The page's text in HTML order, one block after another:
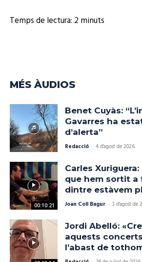
Temps de lectura: 2minuts
MÉS ÀUDIOS
Benet Cuyàs:
Gavarres ha
d’alerta”
Redacció - 4 d'agost de 2026
00:10:21
Carles
que hem sortit a
dintre estàvem
Joan Coll Bagur - 3 d'agost de
Jordi Abelló:
aquests
l’abast de